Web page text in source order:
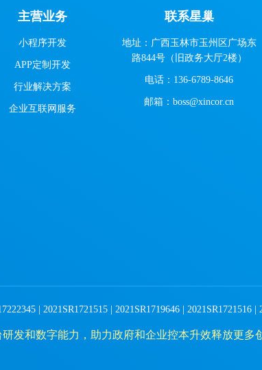
主营业务
小程序开发
APP定制开发
行业解决方案
企业互联网服务
联系星巢
地址：广西玉林市玉州区广场东
路844号（旧政务大厅2楼）
电话：136-6789-8646
邮箱：boss@xincor.cn
| 2021SR1721515 | 2021SR1719646 | 2021SR1721516 |
发和数字能力，助力政府和企业控本升效释放更多